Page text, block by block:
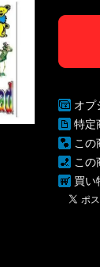
オプ
特定
この
この
買い